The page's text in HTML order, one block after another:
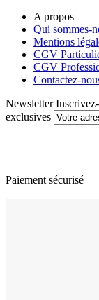
A propos
Qui sommes-
Mentions
CGV
CGV
Contactez-
Newsletter
exclusives
Paiement sécurisé